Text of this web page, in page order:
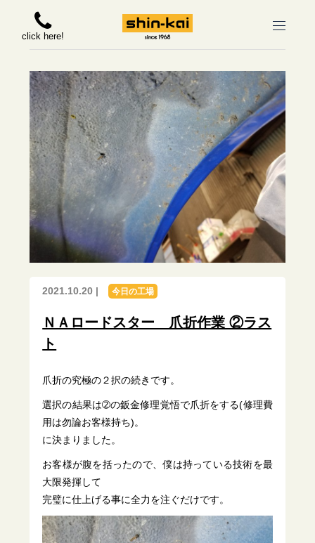
click here!
2021.10.20 | 今日の工場
ＮＡロードスター 爪折作業 ②ラス
ト
爪折の究極の２択の続きです。
選択の結果は➁の鈑金修理覚悟で爪折をする(修理費
用は勿論お客様持ち)。
に決まりました。
お客様が腹を括ったので、僕は持っている技術を最
大限発揮して
完璧に仕上げる事に全力を注ぐだけです。